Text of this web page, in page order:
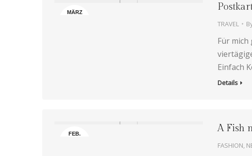
MÄRZ
TRAVEL
Für mich
Einfach
Details
FEB. A Fish
FASHION